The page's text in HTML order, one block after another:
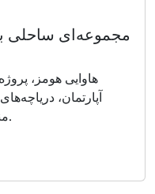
هاوایی هومز،
آپارتمان،
مناسب برای زندگی یا سرمایه‌گذاری.